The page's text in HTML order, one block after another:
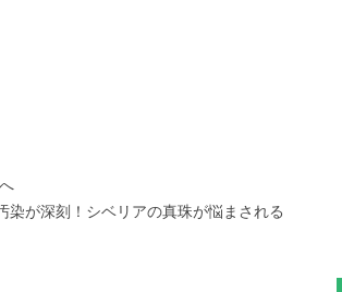
染が深刻！シベリアの真珠が悩まされる